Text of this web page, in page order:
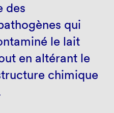
des
qui
le lait
en altérant le
chimique